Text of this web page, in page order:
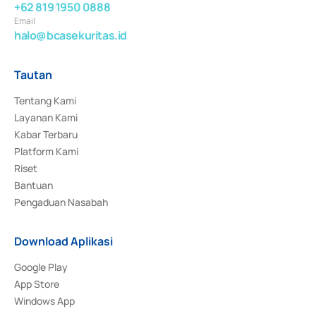
+62 819 1950 0888
Email
halo@bcasekuritas.id
Tautan
Tentang Kami
Layanan Kami
Kabar Terbaru
Platform Kami
Riset
Bantuan
Pengaduan Nasabah
Download Aplikasi
Google Play
App Store
Windows App